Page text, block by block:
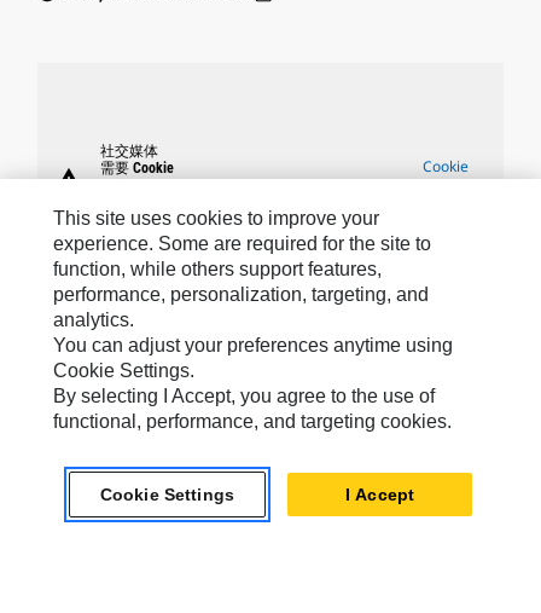
warning
社交媒体
需要 Cookie
要启用此功能，您必须接受使用针对性、功能
Cookie
Caterpillar 品牌
Caterpillar.com
联系 Caterpillar
我的营销首选项
This site uses cookies to improve your
experience. Some are required for the site to
function, while others support features,
performance, personalization, targeting, and
analytics.
You can adjust your preferences anytime using
Cookie Settings.
By selecting I Accept, you agree to the use of
functional, performance, and targeting cookies.
Cookie Settings I Accept